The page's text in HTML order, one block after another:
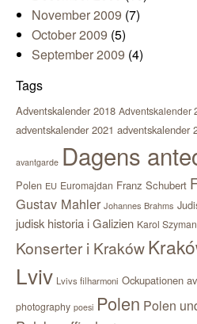
November 2009 (7)
October 2009 (5)
September 2009 (4)
Tags
Adventskalender 2018 Adventskalender
adventskalender 2021 adventskalender
avantgarde Dagens
Polen EU Euromajdan Franz Schubert
Gustav Mahler Johannes Brahms
judisk historia i Galizien Karol
Konserter i Kraków
Lviv Lvivs filharmoni Ockupationen
photography poesi Polen Polen